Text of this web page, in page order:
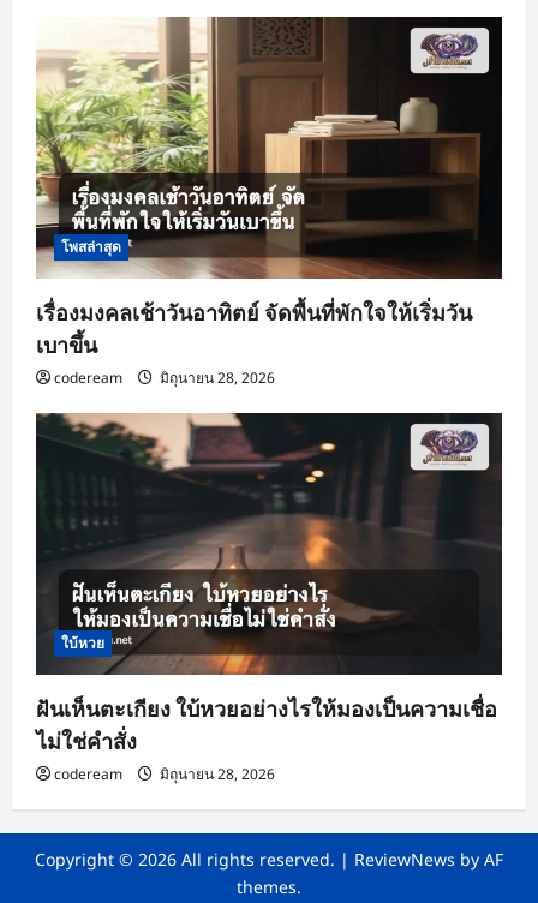
โพสล่าสุด
เรื่องมงคลเช้าวันอาทิตย์ จัดพื้นที่พักใจให้เริ่มวัน
เบาขึ้น
codeream มิถุนายน 28, 2026
ใบ้หวย
ฝันเห็นตะเกียง ใบ้หวยอย่างไรให้มองเป็นความเชื่อ
ไม่ใช่คำสั่ง
codeream มิถุนายน 28, 2026
Copyright © 2026 All rights reserved. | ReviewNews by AF
themes.